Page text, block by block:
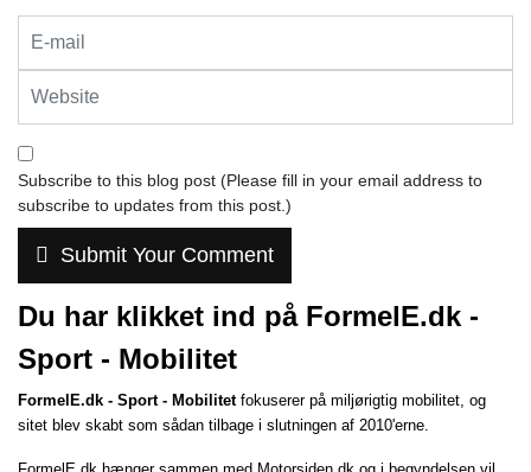
Subscribe to this blog post (Please fill in your email address to
subscribe to updates from this post.)
Submit Your Comment
Du har klikket ind på FormelE.dk -
Sport - Mobilitet
FormelE.dk - Sport - Mobilitetfokuserer på miljørigtig mobilitet, og
sitet blev skabt som sådan tilbage i slutningen af 2010'erne.